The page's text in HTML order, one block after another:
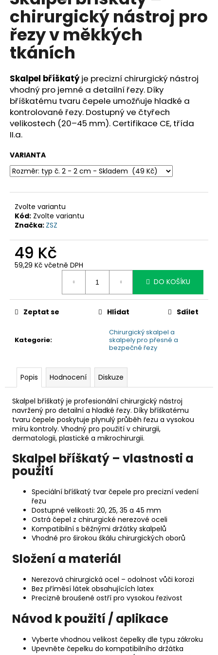
z
5
hvězdiček.
chirurgický nástroj pro
řezy v měkkých
tkáních
Skalpel bříškatýje precizní chirurgický nástroj
vhodný pro jemné a detailní řezy. Díky
bříškatému tvaru čepele umožňuje hladké a
kontrolované řezy. Dostupný ve čtyřech
velikostech (20–45 mm). Certifikace CE, třída
II.a.
VARIANTA
Zvolte variantu
Kód: Zvolte variantu
Značka: ZSZ
49 Kč
59,29 Kč včetně DPH
DO KOŠÍKU
Kategorie:
Chirurgický skalpel a
skalpely pro přesné a
bezpečné řezy
Zeptat se Hlídat Sdílet
Popis Hodnocení Diskuze
Skalpel bříškatý je profesionální chirurgický nástroj
navržený pro detailní a hladké řezy. Díky bříškatému
tvaru čepele poskytuje plynulý průběh řezu a vysokou
míru kontroly. Vhodný pro použití v chirurgii,
dermatologii, plastické a mikrochirurgii.
Skalpel bříškatý – vlastnosti a
použití
Speciální bříškatý tvar čepele pro precizní vedení
řezu
Dostupné velikosti: 20, 25, 35 a 45 mm
Ostrá čepel z chirurgické nerezové oceli
Kompatibilní s běžnými držátky skalpelů
Vhodné pro širokou škálu chirurgických oborů
Složení a materiál
Nerezová chirurgická ocel – odolnost vůči korozi
Bez příměsí látek obsahujících latex
Precizně broušené ostří pro vysokou řezivost
Návod k použití / aplikace
Vyberte vhodnou velikost čepelky dle typu zákroku
Upevněte čepelku do kompatibilního držátka
a
j
í
t
?
HLEDAT
D
o
p
u
č
u
j
e
m